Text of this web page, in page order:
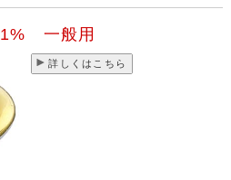
一般用
詳しくはこちら